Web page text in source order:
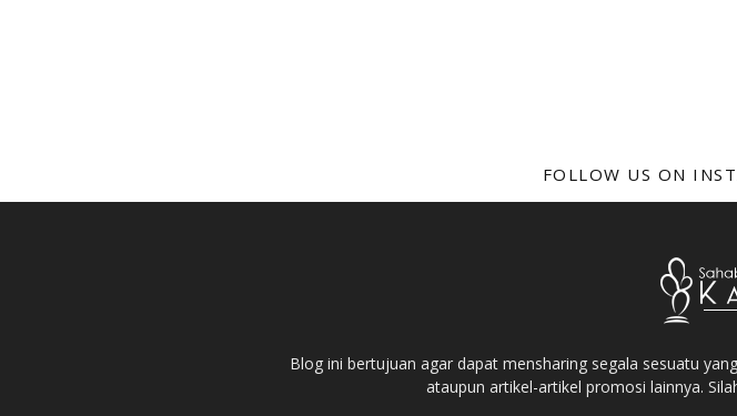
FOLLOW US ON
Blog ini bertujuan agar dapat mensharing segala sesuatu
ataupun artikel-artikel promosi lainnya.